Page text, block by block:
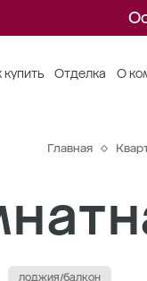
купить Отделка О
Главная
лоджия/балкон